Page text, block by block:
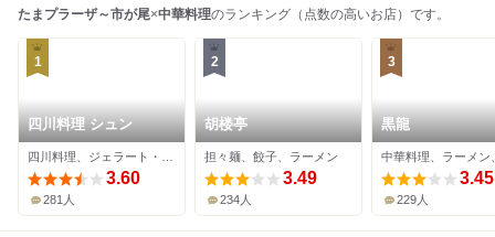
たまプラーザ～市が尾×中華料理のランキング（点数の高いお店）です。
1
四川料理 シュン
3.60
281人
2
胡楼亭
担々麺、餃子、ラーメン
3.49
234人
3
黒龍
3.45
229人